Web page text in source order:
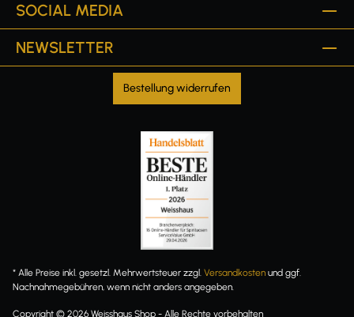
SOCIAL MEDIA
NEWSLETTER
Bestellung widerrufen
* Alle Preise inkl. gesetzl. Mehrwertsteuer zzgl. Versandkosten und ggf.
Nachnahmegebühren, wenn nicht anders angegeben.
Copyright © 2026 Weisshaus Shop - Alle Rechte vorbehalten